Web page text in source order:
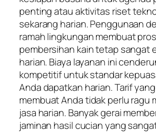
penting atau aktivitas riset
sekarang harian. Penggunaan
ramah lingkungan membuat
pembersihan kain tetap sangat
harian. Biaya layanan ini
kompetitif untuk standar
Anda dapatkan harian. Tarif
membuat Anda tidak perlu ragu
jasa harian. Banyak gerai
jaminan hasil cucian yang